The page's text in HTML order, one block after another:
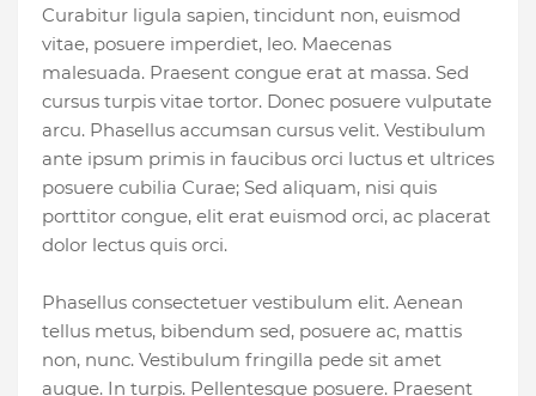
Curabitur ligula sapien, tincidunt non, euismod
vitae, posuere imperdiet, leo. Maecenas
malesuada. Praesent congue erat at massa. Sed
cursus turpis vitae tortor. Donec posuere vulputate
arcu. Phasellus accumsan cursus velit. Vestibulum
ante ipsum primis in faucibus orci luctus et ultrices
posuere cubilia Curae; Sed aliquam, nisi quis
porttitor congue, elit erat euismod orci, ac placerat
dolor lectus quis orci.
Phasellus consectetuer vestibulum elit. Aenean
tellus metus, bibendum sed, posuere ac, mattis
non, nunc. Vestibulum fringilla pede sit amet
augue. In turpis. Pellentesque posuere. Praesent